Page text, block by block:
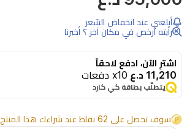
الصحي
مع
نوال
الهوائية
8
أبلغني عند انخفاض السّعر
رأيته أرخص في مكان آخر ؟ أخبرنا
اشترِ الآن، ادفع لاحقاً
11,210 د.ع x10 دفعات
يتطلّب بطاقة كي كارد
سوف تحصل على 62 نقاط عند شراءك هذا المنتج